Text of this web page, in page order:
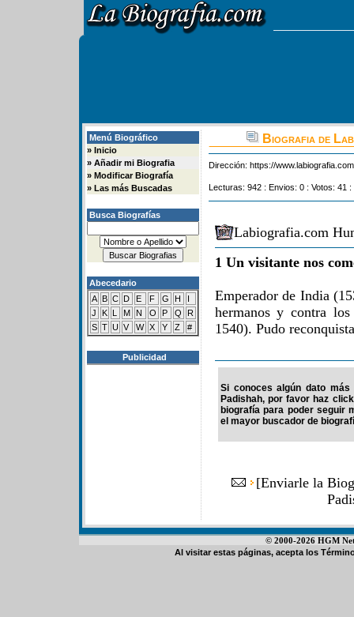
Menú Biográfico
» Inicio
» Añadir mi Biografia
» Modificar Biografía
» Las más Buscadas
Busca Biografías
Abecedario
A B C D E F G H
I
J
K L M N O P Q
R
S T U V W X Y Z #
Publicidad
Biografia de
Dirección: https://
Lecturas: 942 : Envios: 0 : Votos: 41
Labiografia.com
1 Un visitante nos
Emperador de India
hermanos y contra
1540). Pudo
Si conoces algún dato
Padishah, por favor haz
biografía para poder seguir
el mayor buscador de
[Enviarle la
© 2000-2026 HGM
Al visitar estas páginas, acepta los